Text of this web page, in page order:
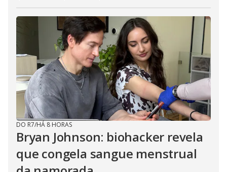
DO R7/HÁ 8 HORAS
Bryan Johnson: biohacker revela
que congela sangue menstrual